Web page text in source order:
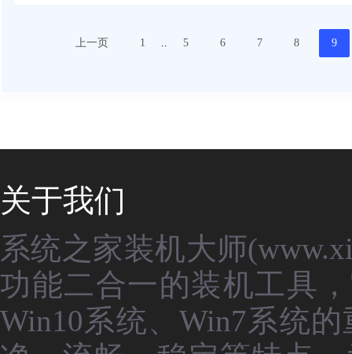
上一页 1 .. 5 6 7 8 9
关于我们
系统之家装机大师
功能二合一的装机工具
Win10系统、Win7系统